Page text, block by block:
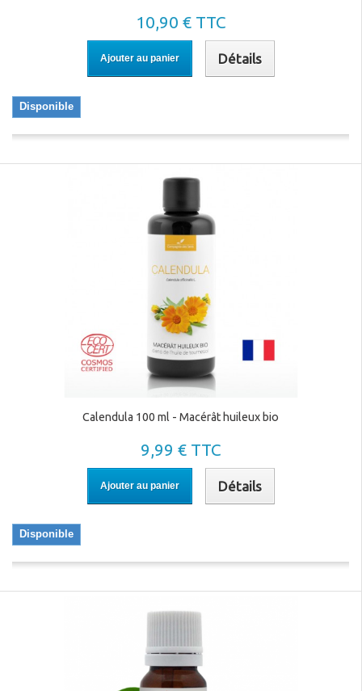
10,90 € TTC
Ajouter au panier Détails
Disponible
Calendula 100 ml - Macérât huileux bio
9,99 € TTC
Ajouter au panier Détails
Disponible